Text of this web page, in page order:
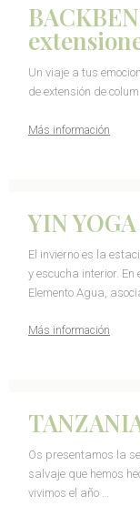
Un viaje a tus
de extensión de
Más información
YIN
El invierno es la
y escucha interior.
Elemento Agua,
Más información
Os presentamos la
salvaje que hemos
vivimos el año …